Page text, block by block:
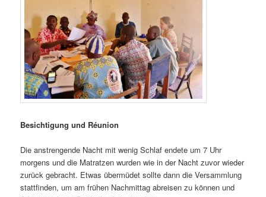
Besichtigung und Réunion
Die anstrengende Nacht mit wenig Schlaf endete um 7 Uhr
morgens und die Matratzen wurden wie in der Nacht zuvor wieder
zurück gebracht. Etwas übermüdet sollte dann die Versammlung
stattfinden, um am frühen Nachmittag abreisen zu können und